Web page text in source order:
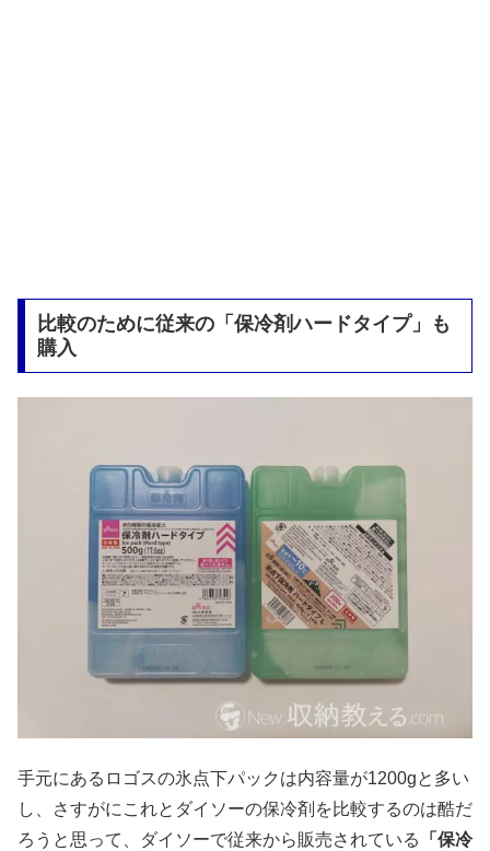
比較のために従来の「保冷剤ハードタイプ」も
購入
手元にあるロゴスの氷点下パックは内容量が1200gと多い
し、さすがにこれとダイソーの保冷剤を比較するのは酷だ
ろうと思って、ダイソーで従来から販売されている
「保冷